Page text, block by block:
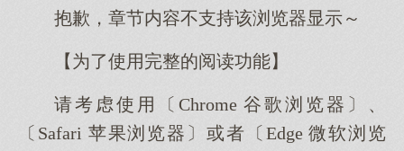
抱歉，章节内容不支持该浏览器显示～
【为了使用完整的阅读功能】
请考虑使用〔Chrome 谷歌浏览器〕、
〔Safari 苹果浏览器〕或者〔Edge 微软浏览